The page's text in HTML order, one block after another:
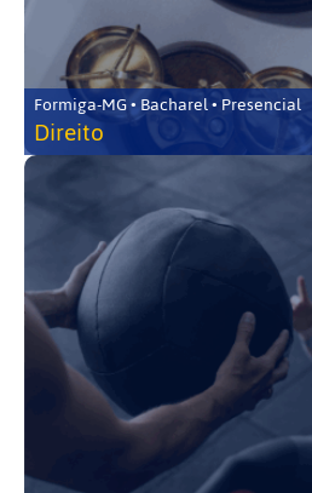
Formiga-MG • Bacharel • Presencial
Direito